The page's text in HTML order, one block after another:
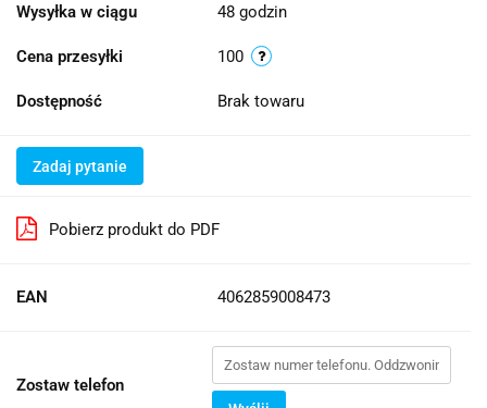
Wysyłka w ciągu 48 godzin
Cena przesyłki 100
Dostępność Brak towaru
Zadaj pytanie
Pobierz produkt do PDF
EAN 4062859008473
Zostaw telefon